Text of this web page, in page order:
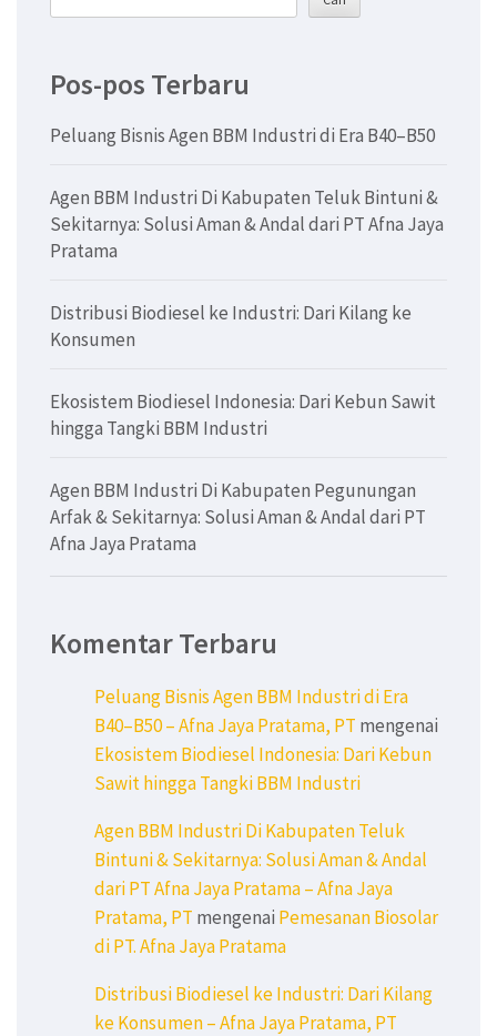
Pos-pos Terbaru
Peluang Bisnis Agen BBM Industri di Era B40–B50
Agen BBM Industri Di Kabupaten Teluk Bintuni &
Sekitarnya: Solusi Aman & Andal dari PT Afna Jaya
Pratama
Distribusi Biodiesel ke Industri: Dari Kilang ke
Konsumen
Ekosistem Biodiesel Indonesia: Dari Kebun Sawit
hingga Tangki BBM Industri
Agen BBM Industri Di Kabupaten Pegunungan
Arfak & Sekitarnya: Solusi Aman & Andal dari PT
Afna Jaya Pratama
Komentar Terbaru
Peluang Bisnis Agen BBM Industri di Era
B40–B50 – Afna Jaya Pratama, PT mengenai
Ekosistem Biodiesel Indonesia: Dari Kebun
Sawit hingga Tangki BBM Industri
Agen BBM Industri Di Kabupaten Teluk
Bintuni & Sekitarnya: Solusi Aman & Andal
dari PT Afna Jaya Pratama – Afna Jaya
Pratama, PT mengenai Pemesanan Biosolar
di PT. Afna Jaya Pratama
Distribusi Biodiesel ke Industri: Dari Kilang
ke Konsumen – Afna Jaya Pratama, PT